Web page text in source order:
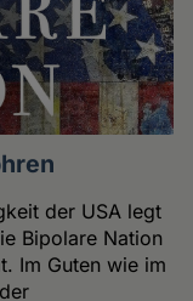
der USA legt
Bipolare Nation
Im Guten wie im